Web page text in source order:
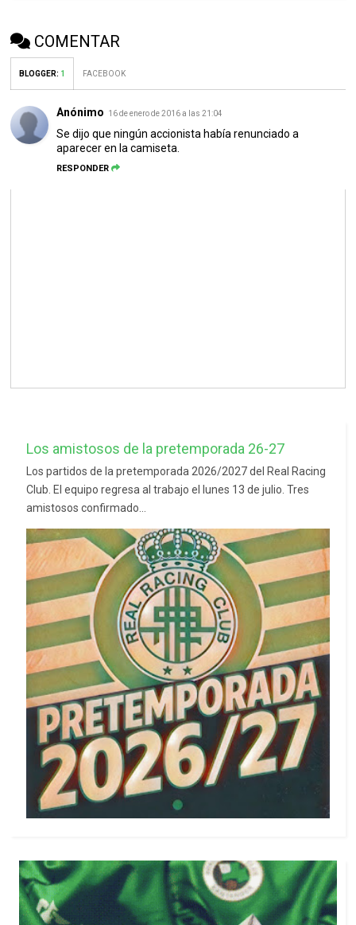
COMENTAR
BLOGGER: 1 FACEBOOK
Anónimo 16 de enero de 2016 a las 21:04
Se dijo que ningún accionista había renunciado a
aparecer en la camiseta.
RESPONDER
Los amistosos de la pretemporada 26-27
Los partidos de la pretemporada 2026/2027 del Real Racing
Club. El equipo regresa al trabajo el lunes 13 de julio. Tres
amistosos confirmado...